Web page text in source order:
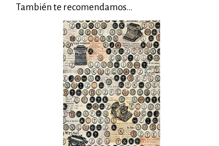
También te recomendamos…